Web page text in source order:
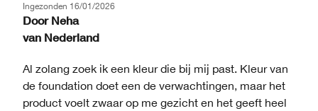
Ingezonden 16/01/2026
Door Neha
van Nederland
Al zolang zoek ik een kleur die bij mij past. Kleur van
de foundation doet een de verwachtingen, maar het
product voelt zwaar op me gezicht en het geeft heel